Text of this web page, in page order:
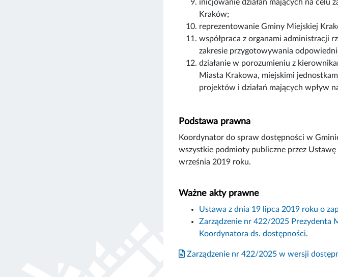
inicjowanie działań mających na celu
Kraków;
reprezentowanie Gminy Miejskiej
współpraca z organami administracji
zakresie przygotowywania
działanie w porozumieniu z
Miasta Krakowa, miejskimi
projektów i działań mających wpływ
Podstawa prawna
Koordynator do spraw dostępności w
wszystkie podmioty publiczne przez
września 2019 roku.
Ważne akty prawne
Ustawa z dnia 19 lipca 2019 roku o
Zarządzenie nr 422/2025 Prezydenta
Koordynatora ds. dostępności.
Zarządzenie nr 422/2025 w wersji